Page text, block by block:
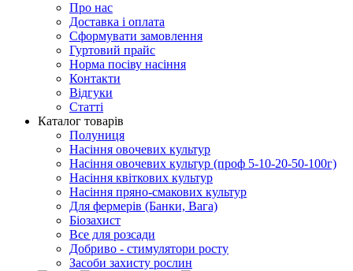
Про нас
Доставка і оплата
Сформувати замовлення
Гуртовий прайс
Норма посіву насіння
Контакти
Відгуки
Статті
Каталог товарів
Полуниця
Насіння овочевих культур
Насіння овочевих культур (проф 5-10-20-50-100г)
Насіння квіткових культур
Насіння пряно-смакових культур
Для фермерів (Банки, Вага)
Біозахист
Все для розсади
Добриво - стимулятори росту
Засоби захисту рослин